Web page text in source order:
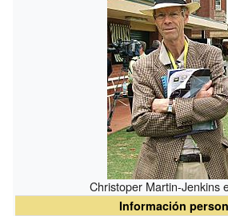
Christoper Martin-Jenkins
Información